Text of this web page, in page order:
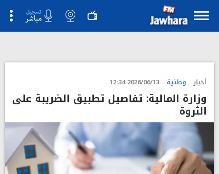
أخبار وطنية 2026/06/13 12:34
وزارة المالية: تفاصيل تطبيق الضريبة على
الثروة